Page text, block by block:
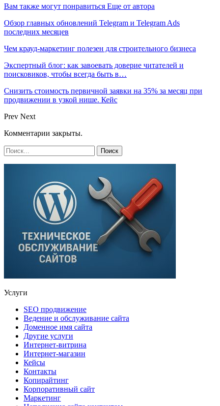
Вам также могут понравиться Еще от автора
Обзор главных обновлений Telegram и Telegram Ads
последних месяцев
Чем крауд-маркетинг полезен для строительного бизнеса
Экспертный блог: как завоевать доверие читателей и
поисковиков, чтобы всегда быть в…
Снизить стоимость первичной заявки на 35% за месяц при
продвижении в узкой нише. Кейс
Prev Next
Комментарии закрыты.
Услуги
SEO продвижение
Ведение и обслуживание сайта
Доменное имя сайта
Другие услуги
Интернет-витрина
Интернет-магазин
Кейсы
Контакты
Копирайтинг
Корпоративный сайт
Маркетинг